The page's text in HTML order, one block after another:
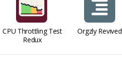
CPU Throttling Test
Redux
Orgzly Revived